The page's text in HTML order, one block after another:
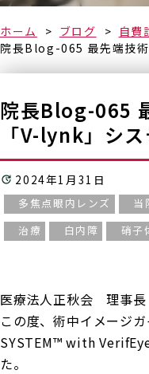
ホーム ブログ 自費
院長Blog-065 最先端技
院長Blog-065
「V-lynk」シ
2024年1月31日
多焦点眼内レンズ 当
治療
白内障 硝子
医療法人正秋会 理事長
この度、術中イメージ
SYSTEM™ with
た。